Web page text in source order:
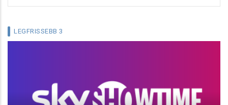
LEGFRISSEBB 3